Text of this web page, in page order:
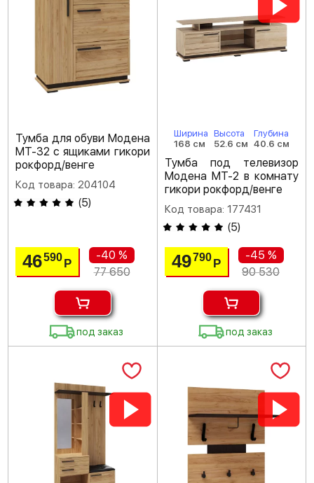
Тумба для обуви Модена
МТ-32 с ящиками гикори
рокфорд/венге
Код товара: 204104
(5)
46590Р
-40 %
77 650
под заказ
Ширина
168 см
Высота
52.6 см
Глубина
40.6 см
Тумба под телевизор
Модена МТ-2 в комнату
гикори рокфорд/венге
Код товара: 177431
(5)
49790 Р
-45 %
90 530
под заказ